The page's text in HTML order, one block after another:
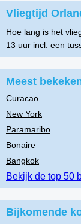
Vliegtijd
Hoe lang is het
13 uur incl. een
Meest
Curacao
New York
Paramaribo
Bonaire
Bangkok
Bekijk de top 50
Bijkomende